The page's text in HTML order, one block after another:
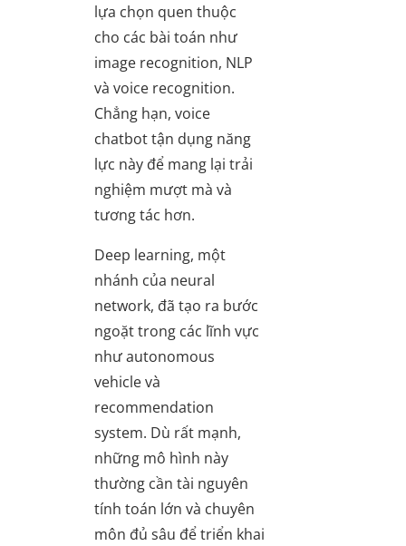
lựa chọn quen thuộc
cho các bài toán như
image recognition, NLP
và voice recognition.
Chẳng hạn, voice
chatbot tận dụng năng
lực này để mang lại trải
nghiệm mượt mà và
tương tác hơn.
Deep learning, một
nhánh của neural
network, đã tạo ra bước
ngoặt trong các lĩnh vực
như autonomous
vehicle và
recommendation
system. Dù rất mạnh,
những mô hình này
thường cần tài nguyên
tính toán lớn và chuyên
môn đủ sâu để triển khai